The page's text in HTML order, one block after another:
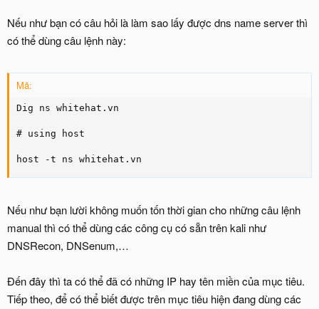
Nếu như bạn có câu hỏi là làm sao lấy được dns name server thì
có thể dùng câu lệnh này:
Mã:
Dig ns whitehat.vn
# using host
host -t ns whitehat.vn
Nếu như bạn lười không muốn tốn thời gian cho những câu lệnh
manual thì có thể dùng các công cụ có sẵn trên kali như
DNSRecon, DNSenum,…
Đến đây thì ta có thể đã có những IP hay tên miền của mục tiêu.
Tiếp theo, để có thể biết được trên mục tiêu hiện đang dùng các